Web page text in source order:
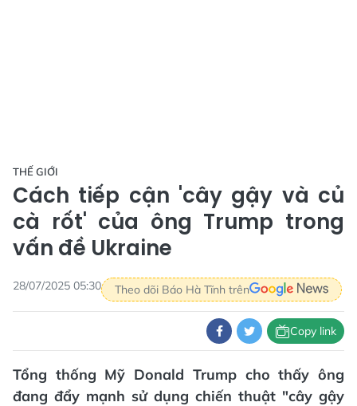
THẾ GIỚI
Cách tiếp cận 'cây gậy và củ
cà rốt' của ông Trump trong
vấn đề Ukraine
28/07/2025 05:30 Theo dõi Báo Hà Tĩnh trên
Copy link
Tổng thống Mỹ Donald Trump cho thấy ông
đang đẩy mạnh sử dụng chiến thuật "cây gậy